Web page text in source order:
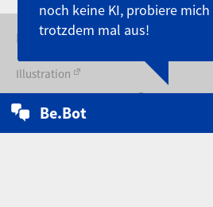
DIE FAKULTÄT DESIGN -
Illustration
Kommunikationsdesign
Mode-/ Kostüm-/ (Textil)design
Be.Bot
noch keine KI, probiere
trotzdem mal aus!